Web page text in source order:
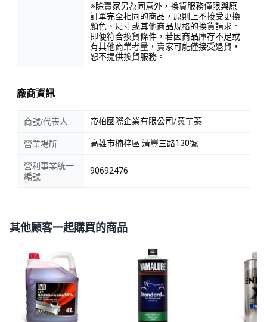
※除賣家另為同意外，換貨服務僅限與原
訂單完全相同的商品，原則上不接受更換
顏色、尺寸或其他商品規格的換貨請求。
即便符合換貨條件，若因商品庫存不足或
有其他商業考量，賣家可能僅接受退貨，
恕不提供換貨服務。
廠商資訊
商號/代表人 帝柏國際企業有限公司/黃芋蓁
營業場所 高雄市楠梓區 清豐三路130號
營利事業統一
編號
90692476
其他顧客一起購買的商品